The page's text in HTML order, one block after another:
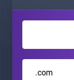
.com